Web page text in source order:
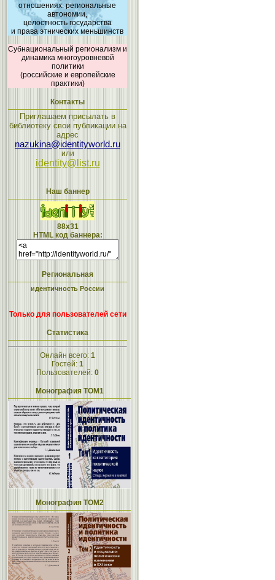
отношениях: региональные
автономии,
целостность государства
и права этнических меньшинств
Субнациональный регионализм и
динамика многоуровневой
политики
(российские и европейские
практики)
Контакты
Приглашаем присылать в
библиотеку свои публикации на
адрес
nazukina@identityworld.ru
или
identity@list.ru
Наш баннер
88x31
HTML код баннера:
Региональная
идентичность России
Только для пользователей сети
Статистика
Онлайн всего: 1
Гостей: 1
Пользователей: 0
Монография ТОМ1
Монография ТОМ2